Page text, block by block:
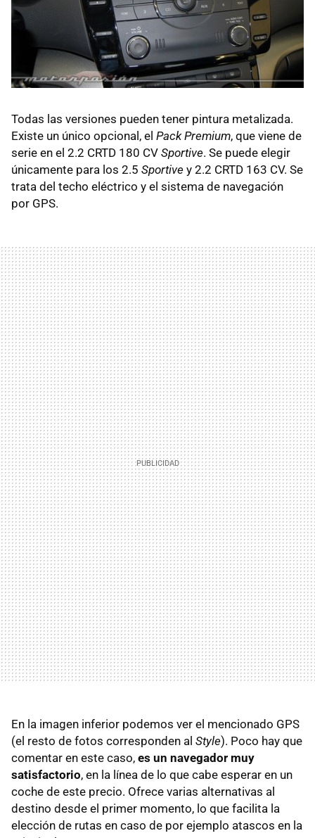
Todas las versiones pueden tener pintura metalizada.
Existe un único opcional, el Pack Premium, que viene de
serie en el 2.2 CRTD 180 CV Sportive. Se puede elegir
únicamente para los 2.5 Sportive y 2.2 CRTD 163 CV. Se
trata del techo eléctrico y el sistema de navegación
por GPS.
En la imagen inferior podemos ver el mencionado GPS
(el resto de fotos corresponden al Style). Poco hay que
comentar en este caso, es un navegador muy
satisfactorio, en la línea de lo que cabe esperar en un
coche de este precio. Ofrece varias alternativas al
destino desde el primer momento, lo que facilita la
elección de rutas en caso de por ejemplo atascos en la